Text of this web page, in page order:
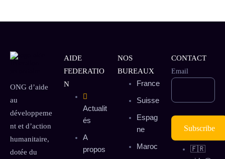
ONG d’aide
au
développeme
nt et d’action
humanitaire,
dotée du
AIDE
FEDERATIO
N
Actualit
és
A
propos
NOS
BUREAUX
France
Suisse
Espag
ne
Maroc
CONTACT
Email
🇫🇷